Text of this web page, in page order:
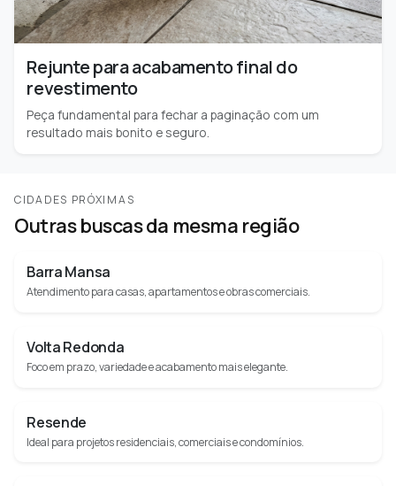
Rejunte para acabamento final do
revestimento
Peça fundamental para fechar a paginação com um
resultado mais bonito e seguro.
CIDADES PRÓXIMAS
Outras buscas da mesma região
Barra Mansa
Atendimento para casas, apartamentos e obras comerciais.
Volta Redonda
Foco em prazo, variedade e acabamento mais elegante.
Resende
Ideal para projetos residenciais, comerciais e condomínios.